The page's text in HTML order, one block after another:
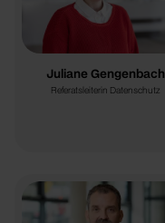
Juliane Gengenbach
Referatsleiterin Datenschutz